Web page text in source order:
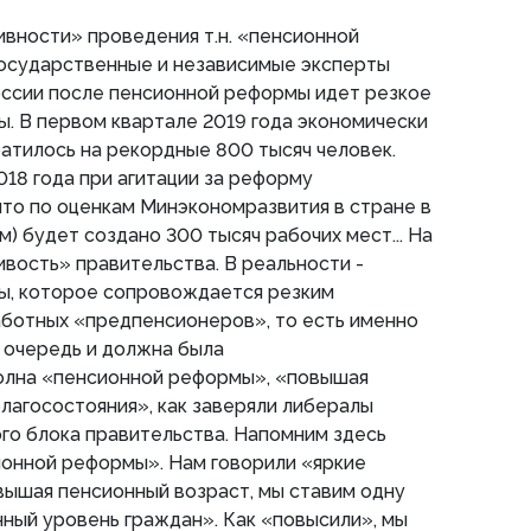
проведения т.н. «пенсионной
и независимые эксперты
после пенсионной реформы идет резкое
В первом квартале 2019 года экономически
на рекордные 800 тысяч человек.
года при агитации за реформу
по оценкам Минэкономразвития в стране в
будет создано 300 тысяч рабочих мест... На
правительства. В реальности -
которое сопровождается резким
«предпенсионеров», то есть именно
и должна была
«пенсионной реформы», «повышая
как заверяли либералы
блока правительства. Напомним здесь
реформы». Нам говорили «яркие
пенсионный возраст, мы ставим одну
уровень граждан». Как «повысили», мы